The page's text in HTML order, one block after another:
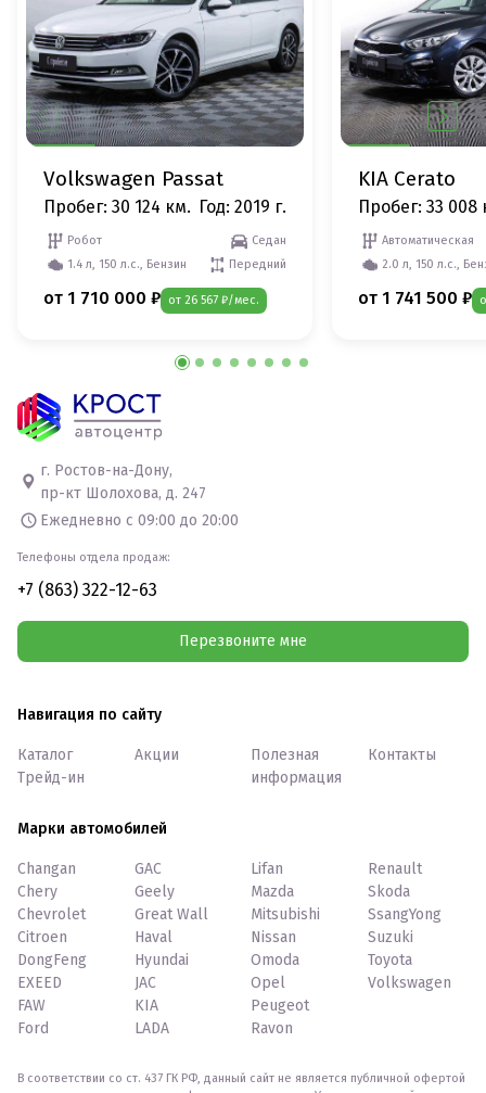
Volkswagen Passat
Пробег: 30 124 км. Год: 2019 г.
Робот
Седан
1.4 л, 150 л.с., Бензин
Передний
от 1 710 000 ₽ от 26 567 ₽/мес.
KIA Cerato
Пробег: 33 008
Автоматическая
2.0 л, 150 л.с.,
от 1 741 500 ₽
г. Ростов-на-Дону,
пр-кт Шолохова, д. 247
Ежедневно с 09:00 до 20:00
Телефоны отдела продаж:
+7 (863) 322-12-63
Перезвоните мне
Навигация по сайту
Каталог
Трейд-ин
Акции
Полезная
информация
Контакты
Марки автомобилей
Changan
Chery
Chevrolet
Citroen
DongFeng
EXEED
FAW
Ford
GAC
Geely
Great Wall
Haval
Hyundai
JAC
KIA
LADA
Lifan
Mazda
Mitsubishi
Nissan
Omoda
Opel
Peugeot
Ravon
Renault
Skoda
SsangYong
Suzuki
Toyota
Volkswagen
В соответствии со ст. 437 ГК РФ, данный сайт не является публичной офертой